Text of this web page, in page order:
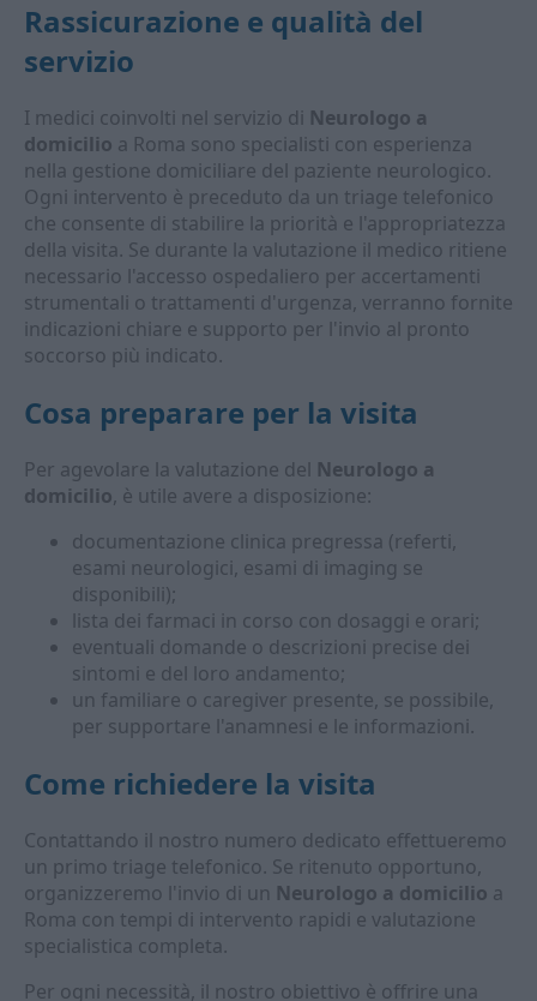
Rassicurazione e qualità del
servizio
I medici coinvolti nel servizio di Neurologo a
domicilio a Roma sono specialisti con esperienza
nella gestione domiciliare del paziente neurologico.
Ogni intervento è preceduto da un triage telefonico
che consente di stabilire la priorità e l'appropriatezza
della visita. Se durante la valutazione il medico ritiene
necessario l'accesso ospedaliero per accertamenti
strumentali o trattamenti d'urgenza, verranno fornite
indicazioni chiare e supporto per l'invio al pronto
soccorso più indicato.
Cosa preparare per la visita
Per agevolare la valutazione del Neurologo a
domicilio, è utile avere a disposizione:
documentazione clinica pregressa (referti,
esami neurologici, esami di imaging se
disponibili);
lista dei farmaci in corso con dosaggi e orari;
eventuali domande o descrizioni precise dei
sintomi e del loro andamento;
un familiare o caregiver presente, se possibile,
per supportare l'anamnesi e le informazioni.
Come richiedere la visita
Contattando il nostro numero dedicato effettueremo
un primo triage telefonico. Se ritenuto opportuno,
organizzeremo l'invio di un Neurologo a domicilio a
Roma con tempi di intervento rapidi e valutazione
specialistica completa.
Per ogni necessità, il nostro obiettivo è offrire una